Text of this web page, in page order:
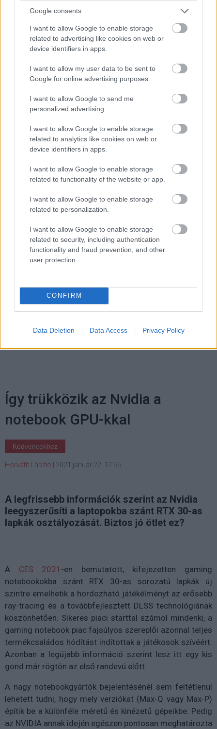
Google consents
I want to allow Google to enable storage
related to advertising like cookies on web or
device identifiers in apps.
I want to allow my user data to be sent to
Google for online advertising purposes.
I want to allow Google to send me
personalized advertising.
I want to allow Google to enable storage
related to analytics like cookies on web or
device identifiers in apps.
I want to allow Google to enable storage
related to functionality of the website or app.
I want to allow Google to enable storage
related to personalization.
I want to allow Google to enable storage
related to security, including authentication
functionality and fraud prevention, and other
user protection.
CONFIRM
Data Deletion Data Access Privacy Policy
csúcsfelszereltségű konfigurációkban találkozni vele. A
kimagasló kontrasztarány, az élénk színmegjelenítés és
az extrém mély fekete mind-mind az OLED előnyei közé
tartozik, ám eddig ezeket legfeljebb 60 Hz-en lehetett
A megemelt képfrissítéssel azonban új világ nyílhat a
tartalomgyártók és akár a játékosok számára is. A
Samsung ugyanis nem keveset állít, mint hogy a 90 Hz-
es OLED kijelzőjük válaszidőben és képváltásban egy
120 Hz-es hagyományos LCD szintjét hozza. Hogy ez
valóban így van-e, akár már nyáron kiderülhet, amikor
várhatóan az is ki fog derülni, hogy ezt az értéket milyen
érdemes megnézni, miképp teljesít egy 4K-felbontású,
de "csak" 60 Hz-es képfrissítésű
Pulzusméréssel segíti a biztonságos mozgást az új
balatoni kardioösvény (X)
#samsung #oled #notebook
Így trükközik az Nvidia a
notebook GPU-kkal
Kedvencekhez
Horváth László 2021 január 22. 12:55
A legfrissebb információk szerint az Nvidia
leegyszerűsíti a laptopokba szánt RTX 30-as
lapkák osztályozását. Biztos jó ötlet ez?
A CES 2021 -en bemutatott, kifejezetten gaming
notebookokba szánt RTX 30-as sorozatú lapkák új
szintre emelhetik a hordozható játékélményt az erősebb
ray-tracing és a továbbfejlesztett DLSS technológiának
köszönhetően. Sikeres piaci starttal számol mindenki, a
gaming notebook piac fajsúlyos szereplői azonnal teljes
termékcsaládos hódítást indítottak a játékosok szívéért.
Azonban a legújabb információ szerint lesz itt egy kis
gond már rögtön az első randevú előtt.
A nagy notebookgyártók bejelentésénél sem feltétlenül
lehetett tudni, hogy mely verziókat (Max-Q vagy Max-P)
építik be a különféle méretű és kinézetű gépeikbe. Pedig
az NVIDIA annak idején egészen pontosan meghatározta